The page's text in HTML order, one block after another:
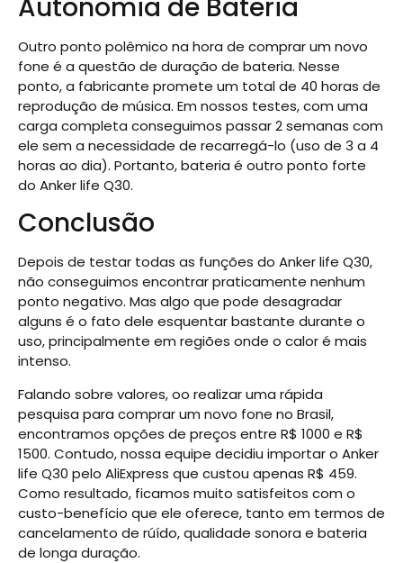
Autonomia de Bateria
Outro ponto polêmico na hora de comprar um novo
fone é a questão de duração de bateria. Nesse
ponto, a fabricante promete um total de 40 horas de
reprodução de música. Em nossos testes, com uma
carga completa conseguimos passar 2 semanas com
ele sem a necessidade de recarregá-lo (uso de 3 a 4
horas ao dia). Portanto, bateria é outro ponto forte
do Anker life Q30.
Conclusão
Depois de testar todas as funções do Anker life Q30,
não conseguimos encontrar praticamente nenhum
ponto negativo. Mas algo que pode desagradar
alguns é o fato dele esquentar bastante durante o
uso, principalmente em regiões onde o calor é mais
intenso.
Falando sobre valores, oo realizar uma rápida
pesquisa para comprar um novo fone no Brasil,
encontramos opções de preços entre R$ 1000 e R$
1500. Contudo, nossa equipe decidiu importar o Anker
life Q30 pelo AliExpress que custou apenas R$ 459.
Como resultado, ficamos muito satisfeitos com o
custo-benefício que ele oferece, tanto em termos de
cancelamento de rúído, qualidade sonora e bateria
de longa duração.